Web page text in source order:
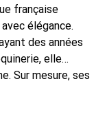
française
élégance.
des années
elle
Sur mesure, ses
pour votre